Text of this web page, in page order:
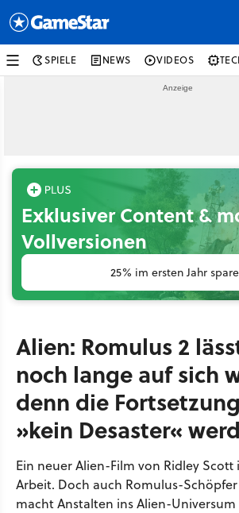
SPIELE NEWS VIDEOS
Exklusiver Content &
Vollversionen
25% im ersten Jahr
Alien: Romulus 2
noch lange auf sich
denn die
»kein Desaster«
Ein neuer Alien-Film von Ridley Scott
Arbeit. Doch auch Romulus-Schöpfer
macht Anstalten ins Alien-